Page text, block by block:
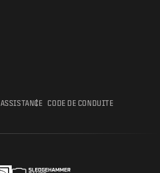
ASSISTANCE
CODE DE CONDUITE